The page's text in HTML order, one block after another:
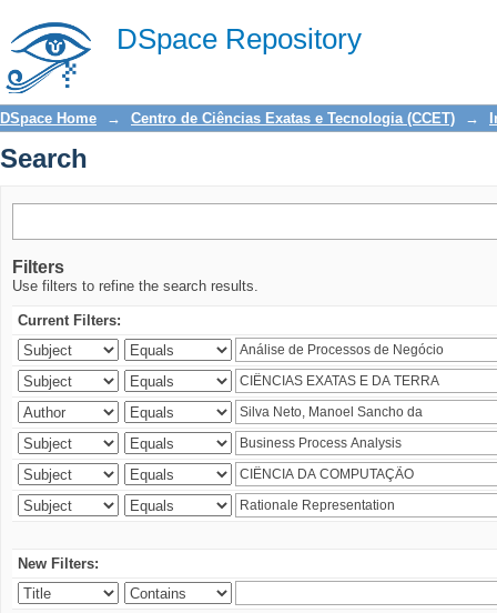
DSpace Repository
Search
DSpace Home → Centro de Ciências Exatas e Tecnologia (CCET) →
Search
Filters
Use filters to refine the search results.
Current Filters:
New Filters: